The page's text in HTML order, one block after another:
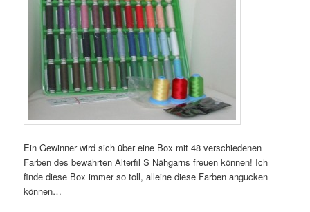
Ein Gewinner wird sich über eine Box mit 48 verschiedenen
Farben des bewährten Alterfil S Nähgarns freuen können! Ich
finde diese Box immer so toll, alleine diese Farben angucken
können…